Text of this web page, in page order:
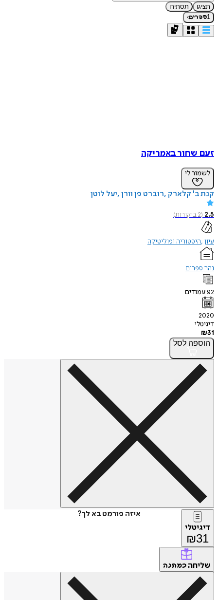
תציגו
תסתירו
1ספרים›
זעם שחור באמריקה
לשמור לי
קנת ב' קלארק רוברט פן וורן יעל לוטן
2.5
(
2ביקורות)
עיון היסטוריה ופוליטיקה
נהר ספרים
92עמודים
2020
דיגיטלי
₪31
הוספה לסל
איזה פורמט בא לך?
דיגיטלי
₪31
שליחה כמתנה